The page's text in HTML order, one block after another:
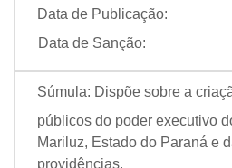
Data de Publicação:
Data de Sanção:
Súmula: Dispõe sobre a
públicos do poder executivo
Mariluz, Estado do Paraná e
providências.